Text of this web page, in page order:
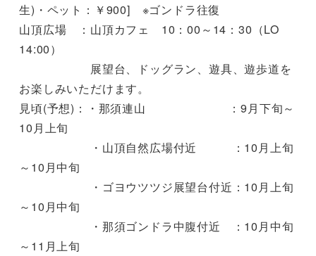
生)・ペット：￥900] ※ゴンドラ往復
山頂広場 ：山頂カフェ 10：00～14：30（LO
14:00）
展望台、ドッグラン、遊具、遊歩道を
お楽しみいただけます。
見頃(予想)：・那須連山 ：9月下旬～
10月上旬
・山頂自然広場付近 ：10月上旬
～10月中旬
・ゴヨウツツジ展望台付近：10月上旬
～10月中旬
・那須ゴンドラ中腹付近 ：10月中旬
～11月上旬